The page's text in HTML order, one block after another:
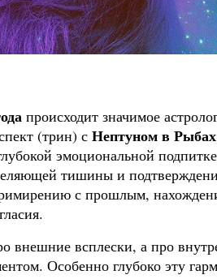
происходит значимое
(трин) с Нептуном в Рыбах
эмоциональной
тишины и
с прошлым,
внешние всплески, а про
Особенно глубоко эту